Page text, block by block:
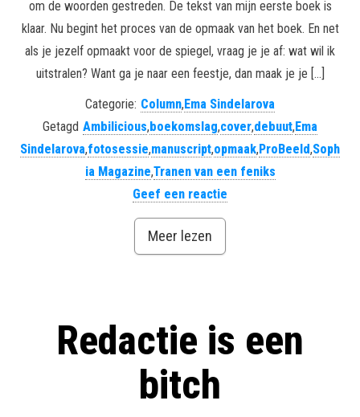
om de woorden gestreden. De tekst van mijn eerste boek is
klaar. Nu begint het proces van de opmaak van het boek. En net
als je jezelf opmaakt voor de spiegel, vraag je je af: wat wil ik
uitstralen? Want ga je naar een feestje, dan maak je je […]
Categorie: Column, Ema Sindelarova
Getagd Ambilicious, boekomslag,cover,debuut, Ema
Sindelarova,fotosessie,manuscript,opmaak, ProBeeld,Soph
ia Magazine,Tranen van een feniks
Geef een reactie
Meer lezen
Redactie is een
bitch